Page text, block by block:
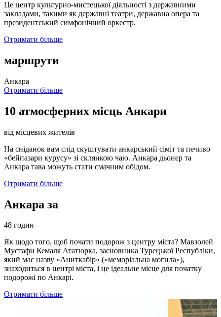
Це центр культурно-мистецької діяльності з державними
закладами, такими як державні театри, державна опера та
президентський симфонічний оркестр.
Отримати більше
маршрути
Анкара
Отримати більше
10 атмосферних місць Анкари
від місцевих жителів
На сніданок вам слід скуштувати анкарський сіміт та печиво
«бейпазари курусу» зі склянкою чаю. Анкара дьонер та
Анкара тава можуть стати смачним обідом.
Отримати більше
Анкара за
48 годин
Як щодо того, щоб почати подорож з центру міста? Мавзолей
Мустафи Кемаля Ататюрка, засновника Турецької Республіки,
який має назву «Аниткабір» («меморіальна могила»),
знаходиться в центрі міста, і це ідеальне місце для початку
подорожі по Анкарі.
Отримати більше